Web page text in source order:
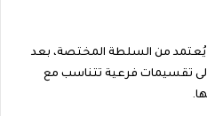
يُعتمد من السلطة المختصة، بعد
تقسيمات فرعية تتناسب مع